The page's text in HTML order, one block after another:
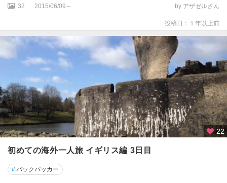
ズ
ー
ァ
ニ
ュ
ー
キ
ャ
ッ
ス
ル
32 2015/06/09～ by アザゼルさん
投稿日：１年以上前
22
初めての海外一人旅 イギリス編 3日目
#バックパッカー